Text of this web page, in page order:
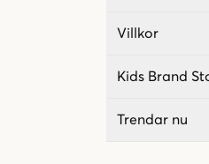
Villkor
Kids Brand
Trendar nu